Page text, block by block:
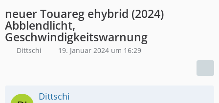
neuer Touareg ehybrid (2024)
Abblendlicht,
Geschwindigkeitswarnung
Dittschi 19. Januar 2024 um 16:29
Dittschi